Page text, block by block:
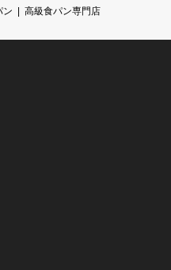
ン 高級食パン専門店